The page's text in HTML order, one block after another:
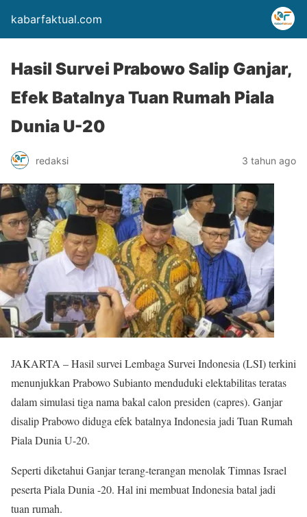
kabarfaktual.com
Hasil Survei Prabowo Salip Ganjar,
Efek Batalnya Tuan Rumah Piala
Dunia U-20
redaksi 3 tahun ago
JAKARTA – Hasil survei Lembaga Survei Indonesia (LSI) terkini
menunjukkan Prabowo Subianto menduduki elektabilitas teratas
dalam simulasi tiga nama bakal calon presiden (capres). Ganjar
disalip Prabowo diduga efek batalnya Indonesia jadi Tuan Rumah
Piala Dunia U-20.
Seperti diketahui Ganjar terang-terangan menolak Timnas Israel
peserta Piala Dunia -20. Hal ini membuat Indonesia batal jadi
tuan rumah.